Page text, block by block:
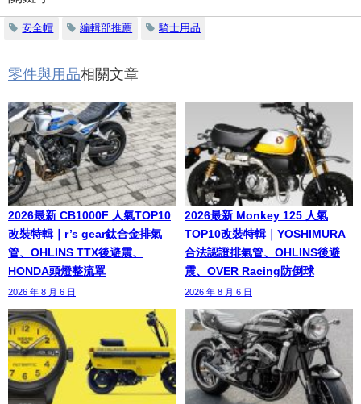
安全帽 編輯部推薦 騎士用品
零件與用品相關文章
2026最新 CB1000F 人氣TOP10
改裝特輯｜r’s gear鈦合金排氣
管、OHLINS TTX後避震、
HONDA頭燈整流罩
2026 年 8 月 6 日
2026最新 Monkey 125 人氣
TOP10改裝特輯｜YOSHIMURA
合法認證排氣管、OHLINS後避
震、OVER Racing防倒球
2026 年 8 月 6 日